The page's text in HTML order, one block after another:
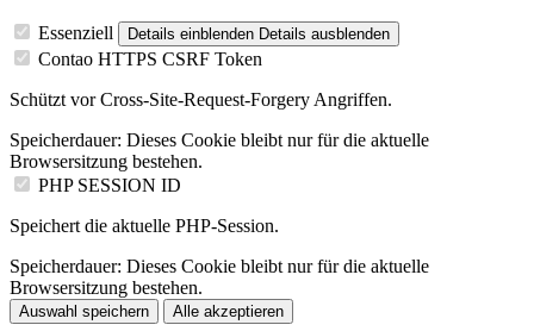
Essenziell Details einblenden Details ausblenden
Contao HTTPS CSRF Token
Schützt vor Cross-Site-Request-Forgery Angriffen.
Speicherdauer: Dieses Cookie bleibt nur für die aktuelle
Browsersitzung bestehen.
PHP SESSION ID
Speichert die aktuelle PHP-Session.
Speicherdauer: Dieses Cookie bleibt nur für die aktuelle
Browsersitzung bestehen.
Auswahl speichern Alle akzeptieren